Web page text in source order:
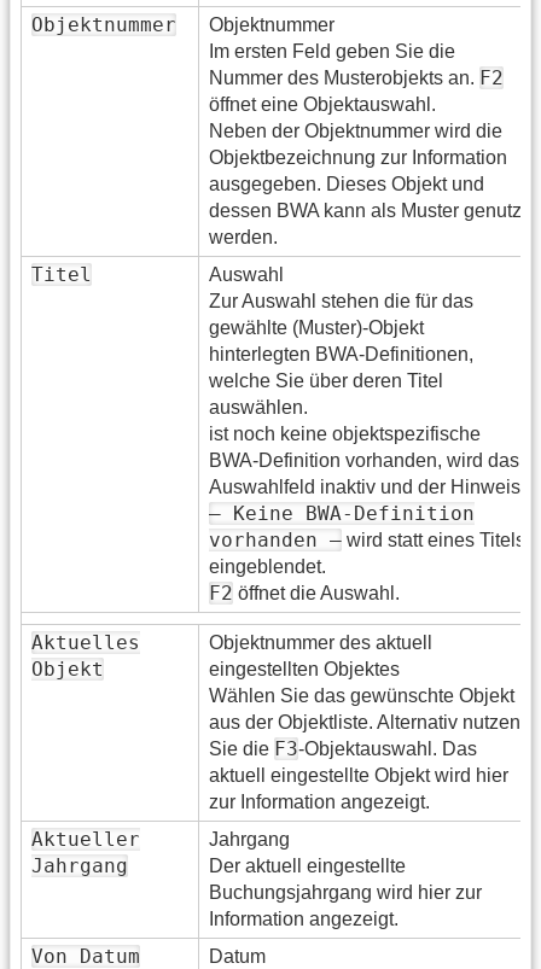
Objektnummer
Objektnummer
Im ersten Feld geben Sie die
Nummer des Musterobjekts an. F2
öffnet eine Objektauswahl.
Neben der Objektnummer wird die
Objektbezeichnung zur Information
ausgegeben. Dieses Objekt und
dessen BWA kann als Muster genutzt
werden.
Titel
Auswahl
Zur Auswahl stehen die für das
gewählte (Muster)-Objekt
hinterlegten BWA-Definitionen,
welche Sie über deren Titel
auswählen.
ist noch keine objektspezifische
BWA-Definition vorhanden, wird das
Auswahlfeld inaktiv und der Hinweis
— Keine BWA-Definition
vorhanden — wird statt eines Titels
eingeblendet.
F2 öffnet die Auswahl.
Aktuelles
Objekt
Objektnummer des aktuell
eingestellten Objektes
Wählen Sie das gewünschte Objekt
aus der Objektliste. Alternativ nutzen
Sie die F3-Objektauswahl. Das
aktuell eingestellte Objekt wird hier
zur Information angezeigt.
Aktueller
Jahrgang
Jahrgang
Der aktuell eingestellte
Buchungsjahrgang wird hier zur
Information angezeigt.
Von Datum
Datum